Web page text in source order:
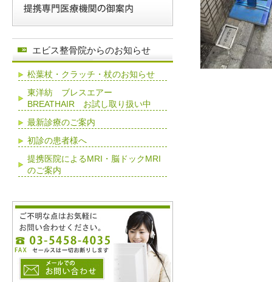
エビス整骨院からのお知らせ
松葉杖・クラッチ・杖のお知らせ
東洋紡 ブレスエアー
BREATHAIR お試し取り扱い中
最新診療のご案内
初診の患者様へ
提携医院によるMRI・脳ドックMRI
のご案内